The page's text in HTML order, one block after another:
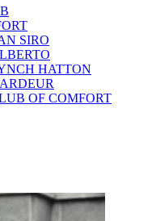
SIRO
HATTON
OF COMFORT